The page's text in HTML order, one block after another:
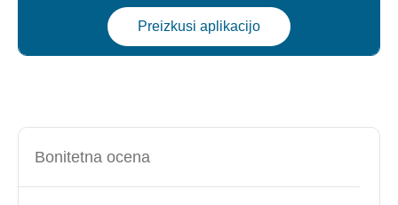
Preizkusi aplikacijo
Bonitetna ocena